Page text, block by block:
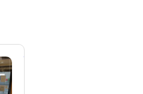
詳細を見る